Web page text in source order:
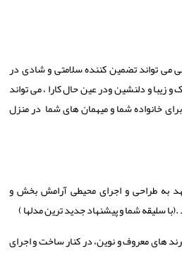
می تواند تضمین کننده سلامتی و شادی در
و دلنشین ودر عین حال کارا ، می تواند
خانواده شما و میهمان های شما در منزل
به طراحی و اجرای محیطی آرامش بخش و
سلیقه شما و پیشنهاد جدید ترین مدلها )
های معروف و نوین، در کنار ساخت و اجرای